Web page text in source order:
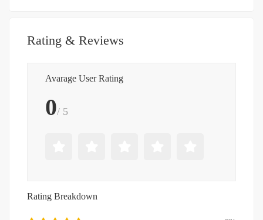
Rating & Reviews
Avarage User Rating
0/ 5
Rating Breakdown